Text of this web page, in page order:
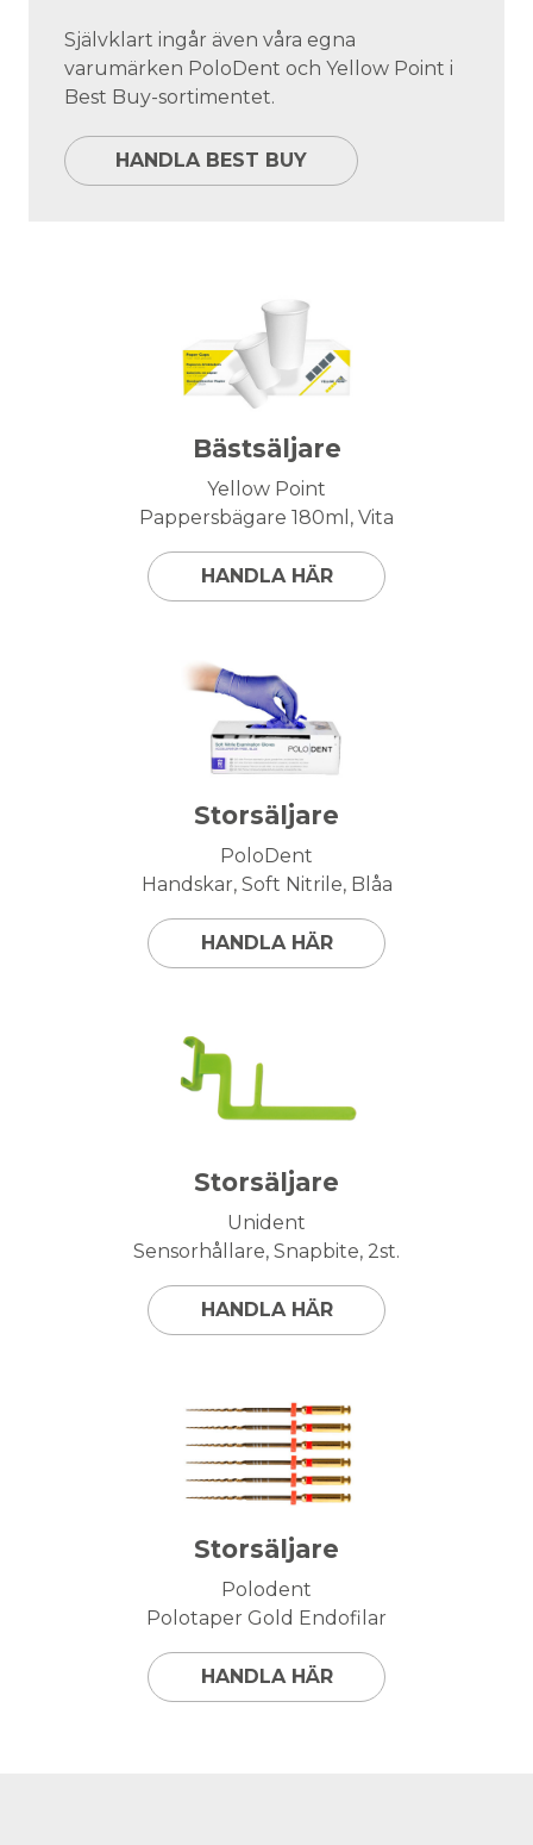
Självklart ingår även våra egna
varumärken PoloDent och Yellow Point i
Best Buy-sortimentet.
HANDLA BEST BUY
Bästsäljare
Yellow Point
Pappersbägare 180ml, Vita
HANDLA HÄR
Storsäljare
PoloDent
Handskar, Soft Nitrile, Blåa
HANDLA HÄR
Storsäljare
Unident
Sensorhållare, Snapbite, 2st.
HANDLA HÄR
Storsäljare
Polodent
Polotaper Gold Endofilar
HANDLA HÄR